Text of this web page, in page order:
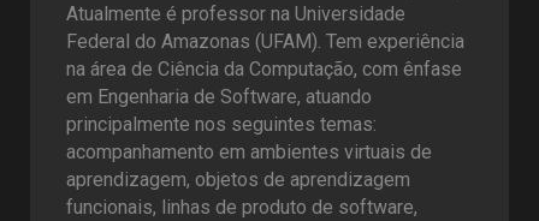
Atualmente é professor na Universidade
Federal do Amazonas (UFAM). Tem experiência
na área de Ciência da Computação, com ênfase
em Engenharia de Software, atuando
principalmente nos seguintes temas:
acompanhamento em ambientes virtuais de
aprendizagem, objetos de aprendizagem
funcionais, linhas de produto de software,